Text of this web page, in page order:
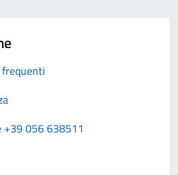
frequenti
+39 056 638511